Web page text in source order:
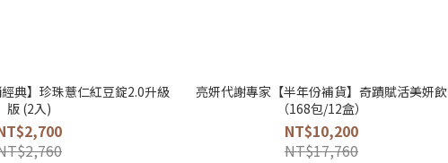
典】珍珠薏仁紅豆錠2.0升級
版 (2入)
亮妍代謝專家【半年份補貨】奇蹟賦活美妍飲
（168包/12盒）
NT$10,200
NT$17,760